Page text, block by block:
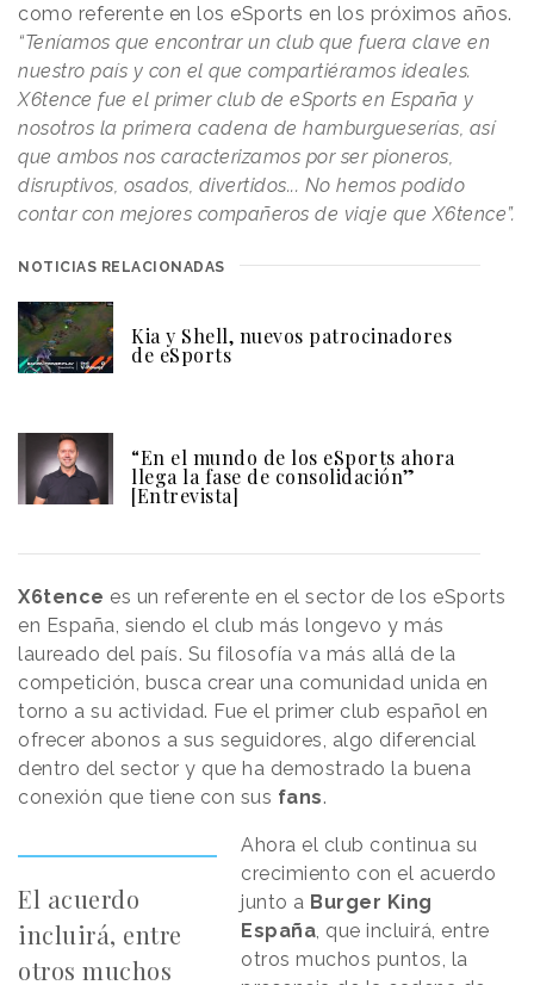
como referente en los eSports en los próximos años.
“Teníamos que encontrar un club que fuera clave en
nuestro país y con el que compartiéramos ideales.
X6tence fue el primer club de eSports en España y
nosotros la primera cadena de hamburgueserías, así
que ambos nos caracterizamos por ser pioneros,
disruptivos, osados, divertidos... No hemos podido
contar con mejores compañeros de viaje que X6tence”.
NOTICIAS RELACIONADAS
Kia y Shell, nuevos patrocinadores
de eSports
“En el mundo de los eSports ahora
llega la fase de consolidación”
[Entrevista]
X6tence es un referente en el sector de los eSports
en España, siendo el club más longevo y más
laureado del país. Su filosofía va más allá de la
competición, busca crear una comunidad unida en
torno a su actividad. Fue el primer club español en
ofrecer abonos a sus seguidores, algo diferencial
dentro del sector y que ha demostrado la buena
conexión que tiene con sus fans.
El acuerdo
incluirá, entre
otros muchos
Ahora el club continua su
crecimiento con el acuerdo
junto a Burger King
España, que incluirá, entre
otros muchos puntos, la